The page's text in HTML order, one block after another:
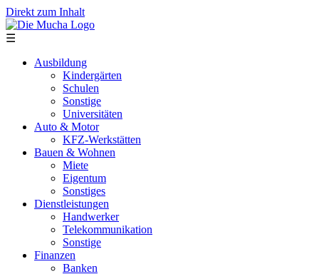
Direkt zum Inhalt
☰
Ausbildung
Kindergärten
Schulen
Sonstige
Universitäten
Auto & Motor
KFZ-Werkstätten
Bauen & Wohnen
Miete
Eigentum
Sonstiges
Dienstleistungen
Handwerker
Telekommunikation
Sonstige
Finanzen
Banken